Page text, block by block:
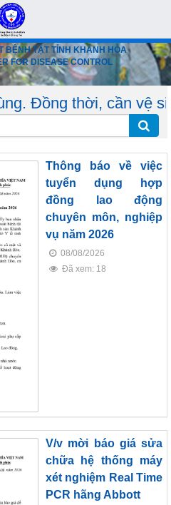
BỆNH TẬT TỈNH KHÁNH HÒA
FOR DISEASE CONTROL
cần vệ
Thông báo về việc
tuyển dụng hợp
đồng lao động
chuyên môn, nghiệp
vụ năm 2026
08/08/2026
Đã xem: 18
V/v mời báo giá sửa
chữa hệ thống máy
xét nghiệm Real Time
PCR hãng Abbott